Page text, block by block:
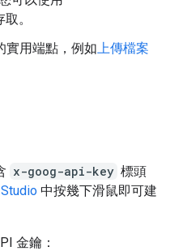
。
實用端點，例如上傳檔案
x-goog-api-key 標頭
中按幾下滑鼠即可建
金鑰：